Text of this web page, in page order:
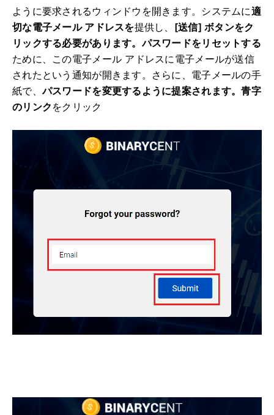
ように要求されるウィンドウを開きます。 システムに適
切な電子メール アドレスを提供し、 [送信] ボタンをク
リックする必要があります。パスワードをリセットする
ために、この電子メール アドレスに電子メールが送信
されたという通知が開きます。
さらに、電子メールの手
紙で、パスワードを変更するように提案されます。青字
のリンク をクリック